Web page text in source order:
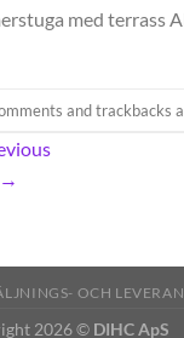
med terrass
and trackbacks
→
OCH
2026 © DIHC ApS